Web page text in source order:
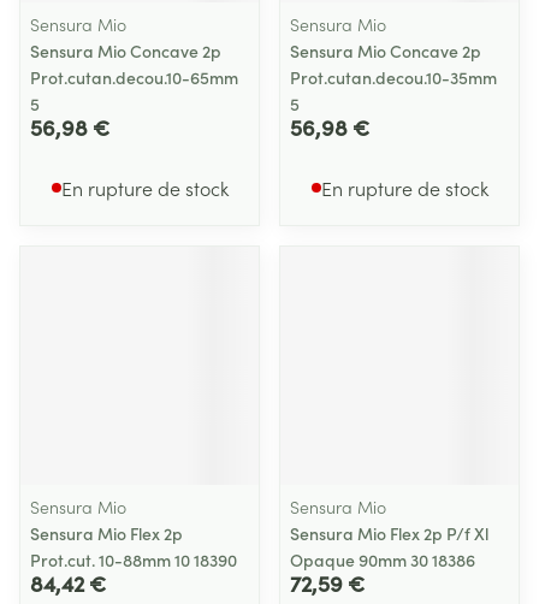
Sensura Mio
Sensura Mio Concave 2p
Prot.cutan.decou.10-65mm
5
56,98 €
En rupture de stock
Sensura Mio
Sensura Mio Concave 2p
Prot.cutan.decou.10-35mm
5
56,98 €
En rupture de stock
Sensura Mio
Sensura Mio Flex 2p
Prot.cut. 10-88mm 10 18390
84,42 €
Sensura Mio
Sensura Mio Flex 2p P/f Xl
Opaque 90mm 30 18386
72,59 €